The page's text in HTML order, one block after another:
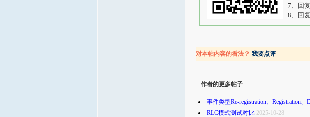
7、回
8、回
对本帖内容的看法？ 我要点评
作者的更多帖子
事件类型Re-registration、Registration、
RLC模式测试对比 2025-10-28